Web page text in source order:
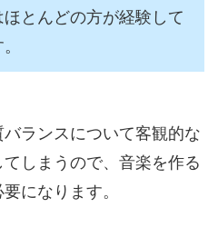
とんどの方が経験して
ランスについて客観的な
しまうので、音楽を作る
になります。